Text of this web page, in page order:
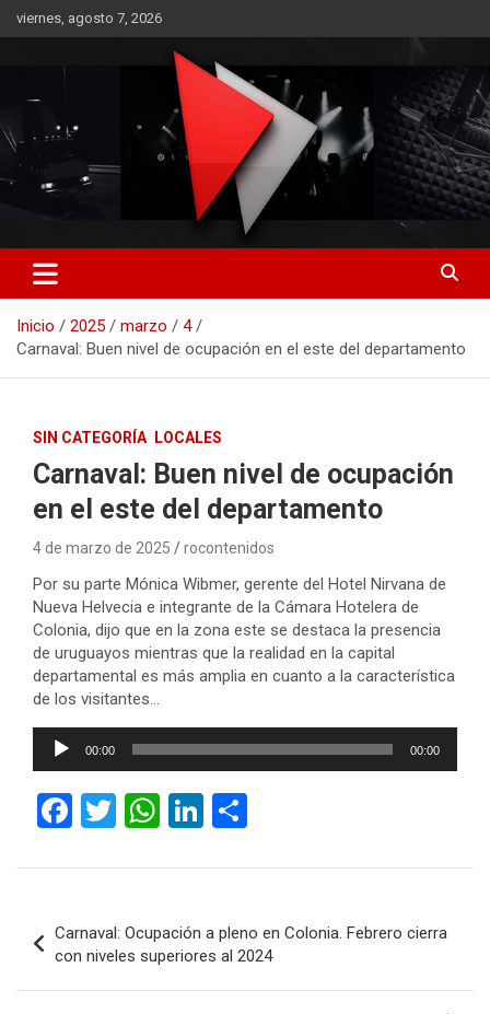
Saltar
al
viernes, agosto 7, 2026
RO CONTENIDOS
Inicio 2025 marzo
4
Carnaval: Buen nivel de ocupación en el este del departamento
SIN CATEGORÍA LOCALES
Carnaval: Buen nivel de ocupación
en el este del departamento
4 de marzo de 2025 rocontenidos
Por su parte Mónica Wibmer, gerente del Hotel Nirvana de
Nueva Helvecia e integrante de la Cámara Hotelera de
Colonia, dijo que en la zona este se destaca la presencia
de uruguayos mientras que la realidad en la capital
departamental es más amplia en cuanto a la característica
de los visitantes…
Reproductor
00:00 00:00
F
ce
o
o
T
tt
W
at
A
p
Li
ke
n
m
ar
tir
de
entradas
Carnaval: Ocupación a pleno en Colonia. Febrero cierra
con niveles superiores al 2024